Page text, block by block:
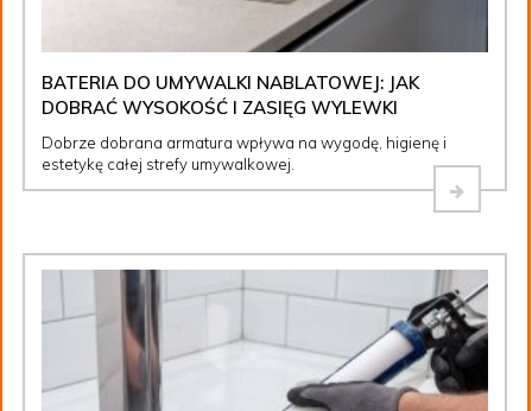
BATERIA DO UMYWALKI NABLATOWEJ: JAK
DOBRAĆ WYSOKOŚĆ I ZASIĘG WYLEWKI
Dobrze dobrana armatura wpływa na wygodę, higienę i
estetykę całej strefy umywalkowej.